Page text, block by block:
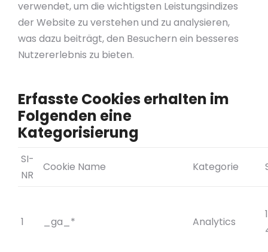
verwendet, um die wichtigsten Leistungsindizes
der Website zu verstehen und zu analysieren,
was dazu beiträgt, den Besuchern ein besseres
Nutzererlebnis zu bieten.
Erfasste Cookies erhalten im
Folgenden eine
Kategorisierung
SI-
NR
Cookie Name Kategorie
1 _ga_* Analytics